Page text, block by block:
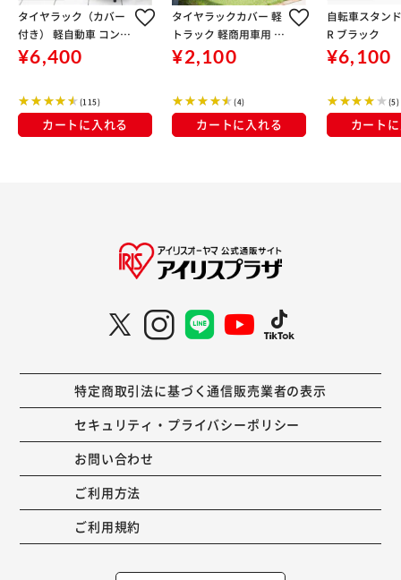
タイヤラック（カバー
付き） 軽自動車 コンパ
クト 普通車 ミニバン用
KTL-590C
¥6,400
(115)
カートに入れる
タイヤラックカバー 軽
トラック 軽商用車用 C
VP-450R 厚手 Sサイズ
シルバー
¥2,100
(4)
カートに入れる
自転車スタン
R ブラック
¥6,100
(5)
カート
特定商取引法に基づく通信販売業者の表示
セキュリティ・プライバシーポリシー
お問い合わせ
ご利用方法
ご利用規約